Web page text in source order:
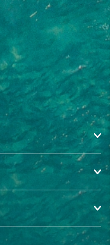
Calaboards erhalten
und über Angebote
vom Newsletter ist